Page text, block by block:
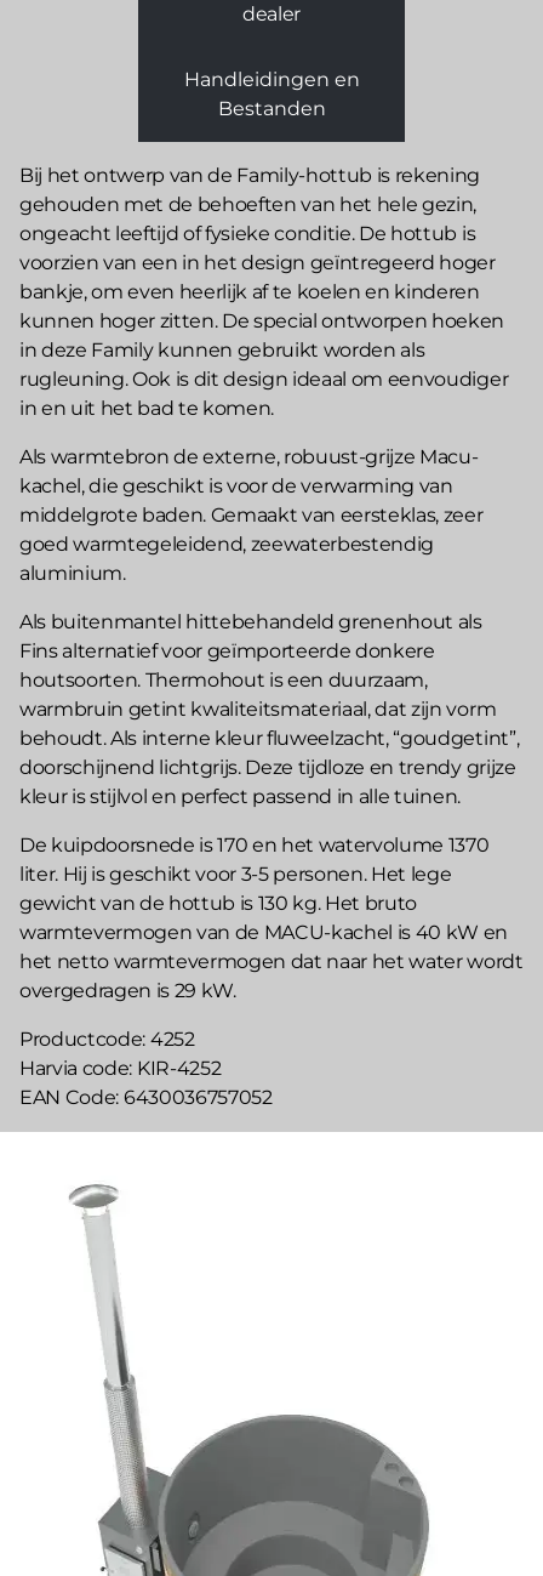
dealer
Handleidingen en
Bestanden
Bij het ontwerp van de Family-hottub is rekening
gehouden met de behoeften van het hele gezin,
ongeacht leeftijd of fysieke conditie. De hottub is
voorzien van een in het design geïntregeerd hoger
bankje, om even heerlijk af te koelen en kinderen
kunnen hoger zitten. De special ontworpen hoeken
in deze Family kunnen gebruikt worden als
rugleuning. Ook is dit design ideaal om eenvoudiger
in en uit het bad te komen.
Als warmtebron de externe, robuust-grijze Macu-
kachel, die geschikt is voor de verwarming van
middelgrote baden. Gemaakt van eersteklas, zeer
goed warmtegeleidend, zeewaterbestendig
aluminium.
Als buitenmantel hittebehandeld grenenhout als
Fins alternatief voor geïmporteerde donkere
houtsoorten. Thermohout is een duurzaam,
warmbruin getint kwaliteitsmateriaal, dat zijn vorm
behoudt. Als interne kleur fluweelzacht, “goudgetint”,
doorschijnend lichtgrijs. Deze tijdloze en trendy grijze
kleur is stijlvol en perfect passend in alle tuinen.
De kuipdoorsnede is 170 en het watervolume 1370
liter. Hij is geschikt voor 3-5 personen. Het lege
gewicht van de hottub is 130 kg. Het bruto
warmtevermogen van de MACU-kachel is 40 kW en
het netto warmtevermogen dat naar het water wordt
overgedragen is 29 kW.
Productcode 4252
Harvia code KIR-4252
EAN Code 6430036757052